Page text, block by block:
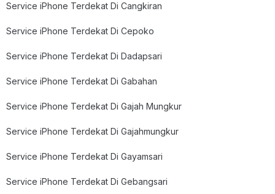
Service iPhone Terdekat Di Cangkiran
Service iPhone Terdekat Di Cepoko
Service iPhone Terdekat Di Dadapsari
Service iPhone Terdekat Di Gabahan
Service iPhone Terdekat Di Gajah Mungkur
Service iPhone Terdekat Di Gajahmungkur
Service iPhone Terdekat Di Gayamsari
Service iPhone Terdekat Di Gebangsari